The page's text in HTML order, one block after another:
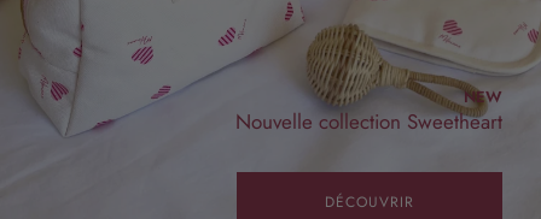
NEW
Nouvelle collection Sweetheart
DÉCOUVRIR
VOIR LES COFFRETS